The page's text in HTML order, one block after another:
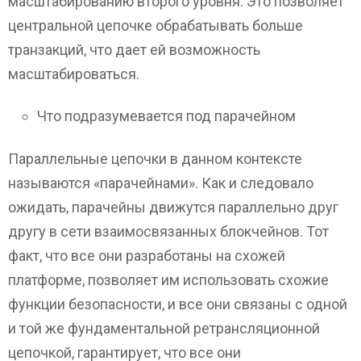
центральной цепочке обрабатывать больше
транзакций, что дает ей возможность
масштабироваться.
Что подразумевается под парачейном
Параллельные цепочки в данном контексте
называются «парачейнами». Как и следовало
ожидать, парачейны движутся параллельно друг
другу в сети взаимосвязанных блокчейнов. Тот
факт, что все они разработаны на схожей
платформе, позволяет им использовать схожие
функции безопасности, и все они связаны с одной
и той же фундаментальной ретрансляционной
цепочкой, гарантирует, что все они